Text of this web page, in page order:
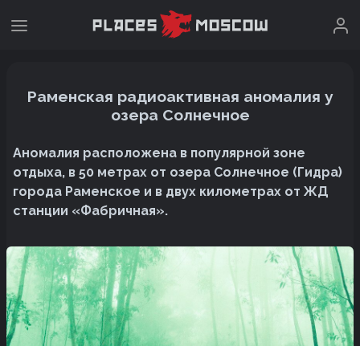
Раменская радиоактивная аномалия у
озера Солнечное
Аномалия расположена в популярной зоне
отдыха, в 50 метрах от озера Солнечное (Гидра)
города Раменское и в двух километрах от ЖД
станции «Фабричная».